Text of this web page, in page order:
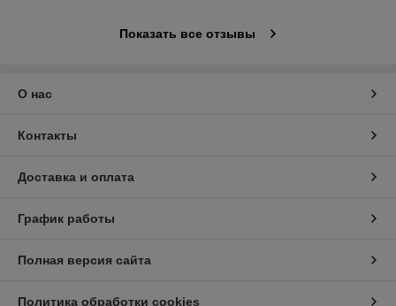
Показать все отзывы
О нас
Контакты
Доставка и оплата
График работы
Полная версия сайта
Политика обработки cookies